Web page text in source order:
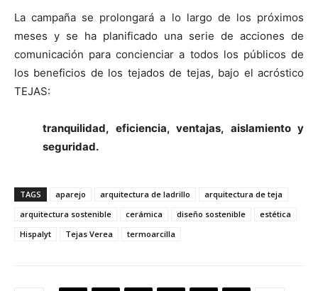
La campaña se prolongará a lo largo de los próximos
meses y se ha planificado una serie de acciones de
comunicación para concienciar a todos los públicos de
los beneficios de los tejados de tejas, bajo el acróstico
TEJAS:
tranquilidad, eficiencia, ventajas, aislamiento y
seguridad.
TAGS aparejo arquitectura de ladrillo
arquitectura de teja
arquitectura sostenible
cerámica diseño sostenible
estética
Hispalyt
Tejas Verea termoarcilla